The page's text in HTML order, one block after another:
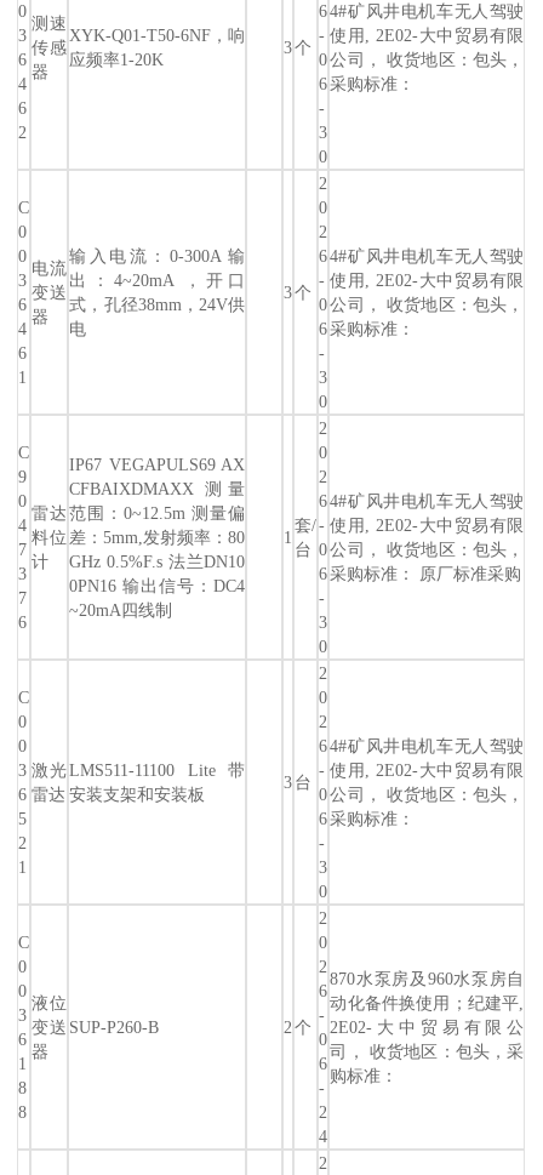
0
3
6
4
6
2
测速
传感
器
XYK-Q01-T50-6NF，响
应频率1-20K
3个
6
-
0
6
-
3
0
4#矿风井电机车无人驾驶
使用, 2E02-大中贸易有限
公司， 收货地区：包头，
采购标准：
C
0
0
3
6
4
6
1
电流
变送
器
输入电流：0-300A 输
出：4~20mA ，开口
式，孔径38mm，24V供
电
3个
2
0
2
6
-
0
6
-
3
0
4#矿风井电机车无人驾驶
使用, 2E02-大中贸易有限
公司， 收货地区：包头，
采购标准：
C
9
0
4
7
3
7
6
雷达
料位
计
IP67 VEGAPULS69 AX
CFBAIXDMAXX 测量
范围：0~12.5m 测量偏
差：5mm,发射频率：80
GHz 0.5%F.s 法兰DN10
0PN16 输出信号：DC4
~20mA四线制
1
套/
台
2
0
2
6
-
0
6
-
3
0
4#矿风井电机车无人驾驶
使用, 2E02-大中贸易有限
公司， 收货地区：包头，
采购标准： 原厂标准采购
C
0
0
3
6
5
2
1
激光
雷达
LMS511-11100 Lite 带
安装支架和安装板
3台
2
0
2
6
-
0
6
-
3
0
4#矿风井电机车无人驾驶
使用, 2E02-大中贸易有限
公司， 收货地区：包头，
采购标准：
C
0
0
3
6
1
8
8
液位
变送
器
SUP-P260-B 2个
2
0
2
6
-
0
6
-
2
4
870水泵房及960水泵房自
动化备件换使用；纪建平,
2E02-大中贸易有限公
司， 收货地区：包头，采
购标准：
2